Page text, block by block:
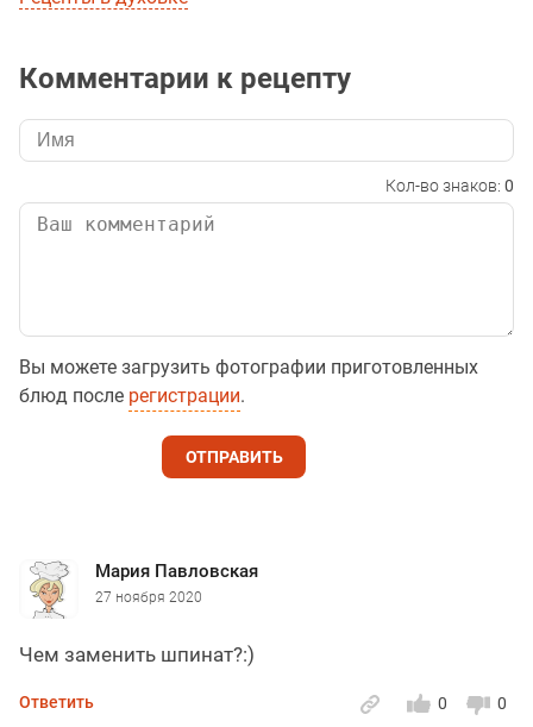
Комментарии к рецепту
Кол-во знаков: 0
Вы можете загрузить фотографии приготовленных
блюд после регистрации.
ОТПРАВИТЬ
Мария Павловская
27 ноября 2020
Чем заменить шпинат?:)
0
0
Ответить